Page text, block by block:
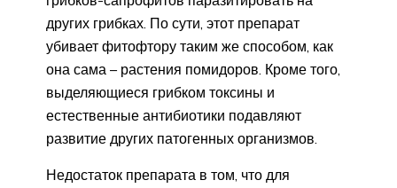
других грибках. По сути, этот препарат
убивает фитофтору таким же способом, как
она сама – растения помидоров. Кроме того,
выделяющиеся грибком токсины и
естественные антибиотики подавляют
развитие других патогенных организмов.
Недостаток препарата в том, что для